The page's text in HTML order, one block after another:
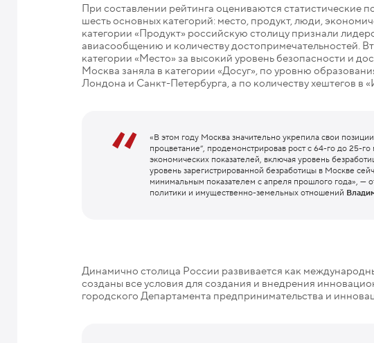
При составлении рейтинга оцениваются статистические
шесть основных категорий: место, продукт, люди,
категории «Продукт» российскую столицу признали
авиасообщению и количеству достопримечательностей.
категории «Место» за высокий уровень безопасности и
Москва заняла в категории «Досуг», по уровню
Лондона и Санкт-Петербурга, а по количеству хештегов в
«В этом году Москва значительно укрепила свои
процветание”, продемонстрировав рост с 64-го до 25-
экономических показателей, включая уровень
уровень зарегистрированной безработицы в Москве
минимальным показателем с апреля прошлого года», —
политики и имущественно-земельных отношений
Динамично столица России развивается как
созданы все условия для создания и внедрения
городского Департамента предпринимательства и